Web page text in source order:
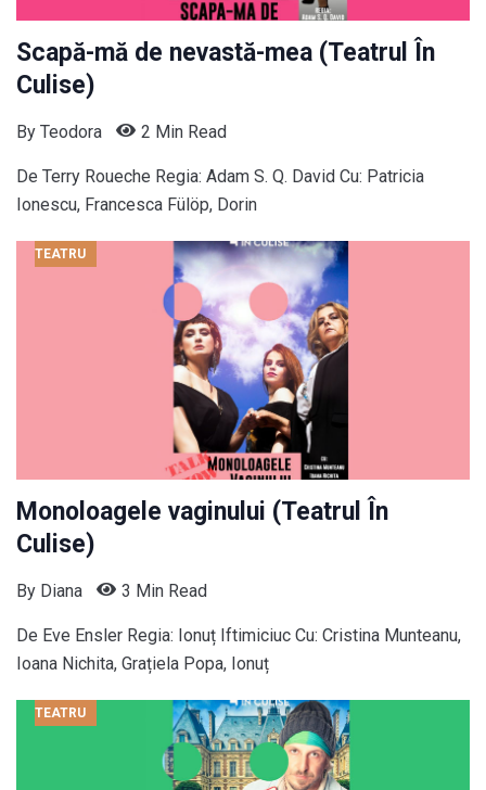
Scapă-mă de nevastă-mea (Teatrul În
Culise)
By Teodora 2 Min Read
De Terry Roueche Regia: Adam S. Q. David Cu: Patricia
Ionescu, Francesca Fülöp, Dorin
TEATRU
Monoloagele vaginului (Teatrul În
Culise)
By Diana 3 Min Read
De Eve Ensler Regia: Ionuț Iftimiciuc Cu: Cristina Munteanu,
Ioana Nichita, Grațiela Popa, Ionuț
TEATRU